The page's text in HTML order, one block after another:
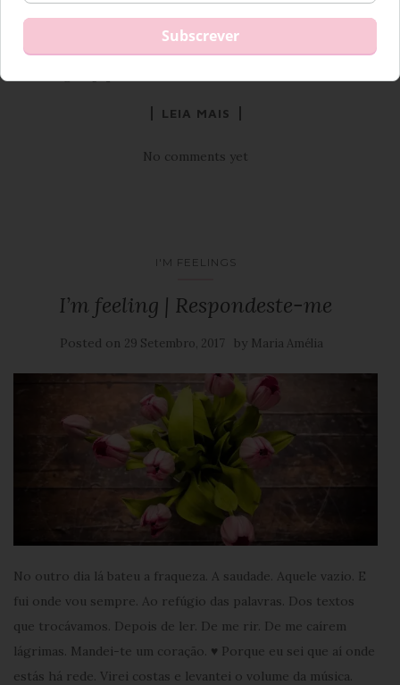
encantado que era um pouco de todos os que lá entravam.
Ias lá ter as tuas pessoas. Os teus maravilhosos manos. Os
LEIA MAIS
No comments yet
I'M FEELINGS
I’m feeling | Respondeste-me
Posted on 29 Setembro, 2017 by Maria Amélia
No outro dia lá bateu a fraqueza. A saudade. Aquele vazio. E
fui onde vou sempre. Ao refúgio das palavras. Dos textos
que trocávamos. Depois de ler. De me rir. De me caírem
lágrimas. Mandei-te um coração. ♥ Porque eu sei que aí onde
estás há rede. Virei costas e levantei o volume da música.